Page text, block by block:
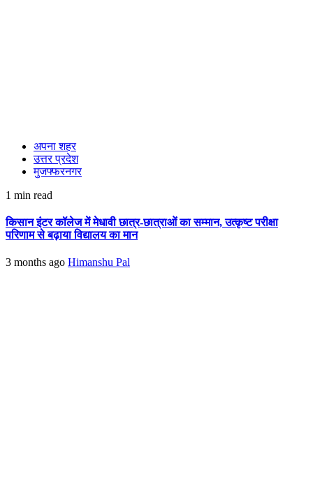
अपना शहर
उत्तर प्रदेश
मुजफ्फरनगर
1 min read
किसान इंटर कॉलेज में मेधावी छात्र-छात्राओं का सम्मान, उत्कृष्ट परीक्षा
परिणाम से बढ़ाया विद्यालय का मान
3 months ago Himanshu Pal